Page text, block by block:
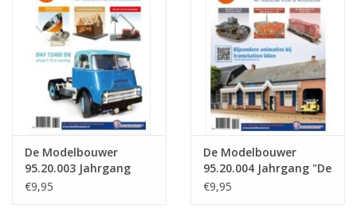
De Modelbouwer
95.20.003 Jahrgang
"Der Modellbauer"
€9,95
De Modelbouwer
95.20.004 Jahrgang "De
Modelbouwer"
€9,95